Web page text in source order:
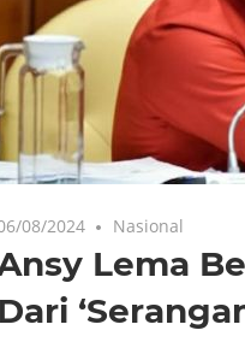
08/2024 Nasional
Lema
Dari